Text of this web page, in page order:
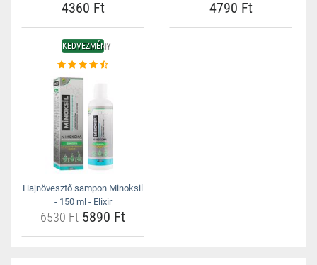
4360 Ft 4790 Ft
KEDVEZMÉNY
Hajnövesztő sampon Minoksil
- 150 ml - Elixir
6530 Ft 5890 Ft